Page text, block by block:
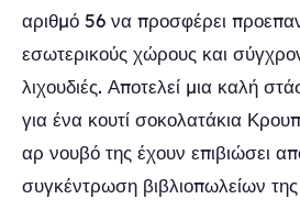
αριθμό 56 να προσφέρει
εσωτερικούς χώρους και
λιχουδιές. Αποτελεί μια καλή
για ένα κουτί σοκολατάκια
αρ νουβό της έχουν επιβιώσει
συγκέντρωση βιβλιοπωλείων